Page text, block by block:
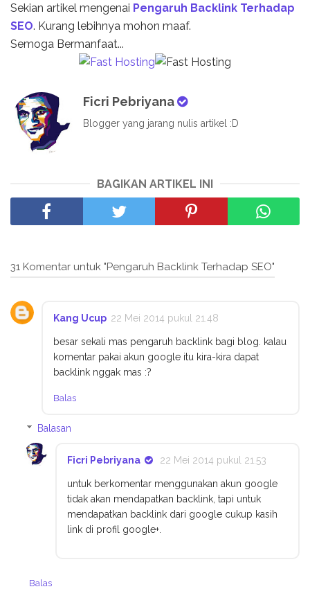
Sekian artikel mengenai Pengaruh Backlink Terhadap
SEO. Kurang lebihnya mohon maaf.
Semoga Bermanfaat...
Ficri Pebriyana
Blogger yang jarang nulis artikel :D
BAGIKAN ARTIKEL INI
31 Komentar untuk "Pengaruh Backlink Terhadap SEO"
Kang Ucup 22 Mei 2014 pukul 21.48
besar sekali mas pengaruh backlink bagi blog. kalau
komentar pakai akun google itu kira-kira dapat
backlink nggak mas :?
Balas
Balasan
Ficri Pebriyana 22 Mei 2014 pukul 21.53
untuk berkomentar menggunakan akun google
tidak akan mendapatkan backlink, tapi untuk
mendapatkan backlink dari google cukup kasih
link di profil google+.
Balas